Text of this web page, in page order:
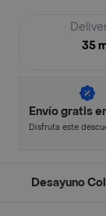
35
Envío gratis
Disfruta este
Desayuno